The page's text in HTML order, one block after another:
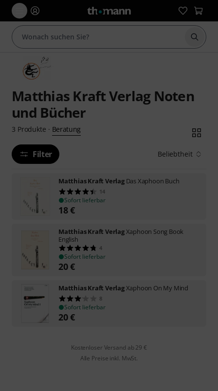
Suche
Matthias Kraft Verlag Noten
und Bücher
3 Produkte · Beratung
Filter Beliebtheit
Matthias Kraft Verlag Das Xaphoon Buch
14
Sofort lieferbar
18€
Matthias Kraft VerlagXaphoon Song Book
English
4
Sofort lieferbar
20€
Matthias Kraft VerlagXaphoon On My Mind
8
Sofort lieferbar
20€
Kostenloser Versand ab 29 €
Alle Preise inkl. MwSt.